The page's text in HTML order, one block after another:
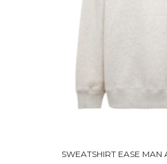
SWEATSHIRT EASE MAN